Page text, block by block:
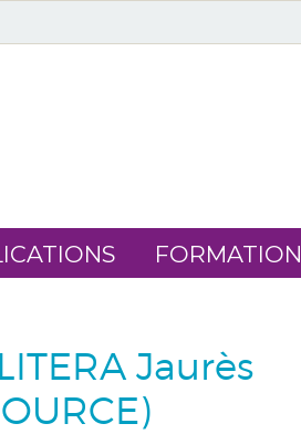
FORMATION
Jaurès